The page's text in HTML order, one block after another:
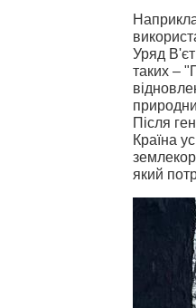
Уряд
таких –
Після
Країна
який